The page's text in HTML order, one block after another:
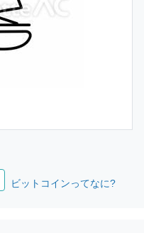
ビットコインってなに?